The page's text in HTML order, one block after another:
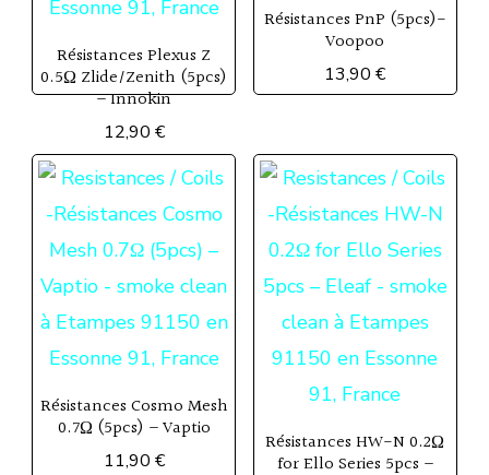
être
choisies
sur
page
Résistances Plexus Z
0.5Ω Zlide/Zenith (5pcs)
– Innokin
12,90 €
Ce
produit
a
plusieurs
variations.
Les
peuvent
être
Résistances PnP (5pcs)-
Voopoo
13,90€
produit
a
plusieurs
variations.
Les
options
peuvent
être
choisies
Résistances Cosmo Mesh
0.7Ω (5pcs) – Vaptio
11,90 €
Résistances HW-N 0.2Ω
for Ello Series 5pcs –